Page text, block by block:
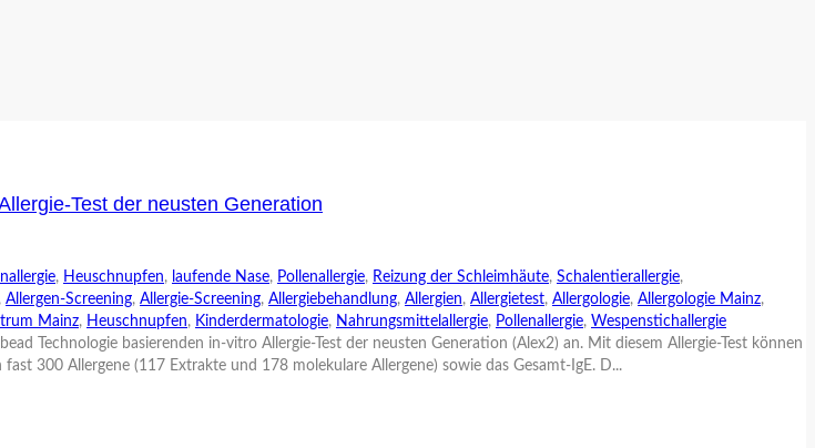
Test der neusten Generation
, Heuschnupfen, laufende Nase, Pollenallergie, Reizung der Schleimhäute, Schalentierallergie,
, Allergen-Screening, Allergie-Screening, Allergiebehandlung, Allergien, Allergietest, Allergologie, Allergologie Mainz,
Mainz, Heuschnupfen, Kinderdermatologie, Nahrungsmittelallergie, Pollenallergie, Wespenstichallergie
Technologie basierenden in-vitro Allergie-Test der neusten Generation (Alex2) an. Mit diesem Allergie-Test können
300 Allergene (117 Extrakte und 178 molekulare Allergene) sowie das Gesamt-IgE. D...